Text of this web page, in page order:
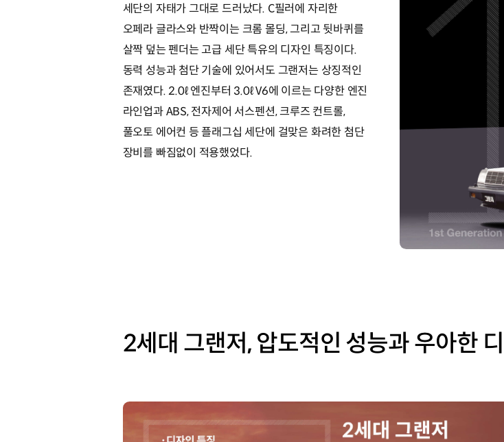
세단의 자태가 그대로 드러났다. C필러에 자리한
오페라 글라스와 반짝이는 크롬 몰딩, 그리고 뒷바퀴를
살짝 덮는 펜더는 고급 세단 특유의 디자인 특징이다.
동력 성능과 첨단 기술에 있어서도 그랜저는 상징적인
존재였다. 2.0ℓ 엔진부터 3.0ℓ V6에 이르는 다양한 엔진
라인업과 ABS, 전자제어 서스펜션, 크루즈 컨트롤,
풀오토 에어컨 등 플래그십 세단에 걸맞은 화려한 첨단
장비를 빠짐없이 적용했었다.
2세대 그랜저, 압도적인 성능과 우아한